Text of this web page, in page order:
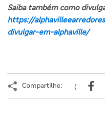
Saiba também como
https://
divulgar-em-alphaville/
Compartilhe: (